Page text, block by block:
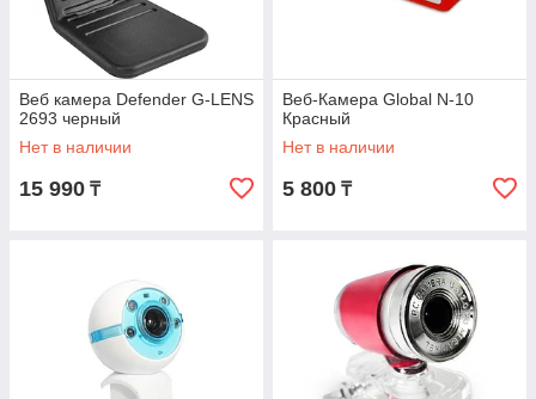
Веб камера Defender G-LENS
2693 черный
Нет в наличии
15 990 ₸
Веб-Камера Global N-10
Красный
Нет в наличии
5 800 ₸